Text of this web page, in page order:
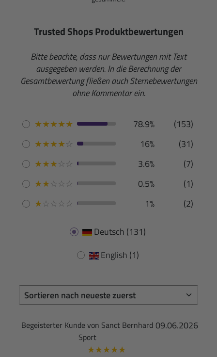
Trusted Shops Produktbewertungen
Bitte beachte, dass nur Bewertungen mit Text
ausgegeben werden. In die Berechnung der
Gesamtbewertung fließen auch Sternebewertungen
ohne Kommentar ein.
★★★★★ 78.9%
(153)
★★★★☆ 16%
(31)
★★★☆☆ 3.6%
(7)
★★☆☆☆ 0.5%
(1)
★☆☆☆☆ 1% (2)
Deutsch (131)
English (1)
09.06.2026
Begeisterter Kunde von Sanct Bernhard
Sport
★★★★★